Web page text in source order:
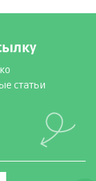
статьи